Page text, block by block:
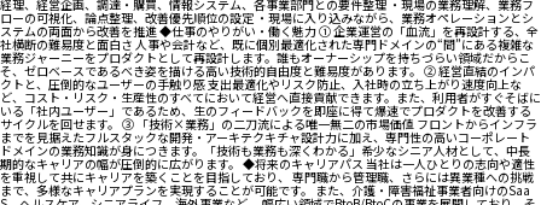
経理、経営企画、調達・購買、情報システム、各事業部門との要件整理 ・現場の業務理解、業務フ
ローの可視化、論点整理、改善優先順位の設定 ・現場に入り込みながら、業務オペレーションとシ
ステムの両面から改善を推進 ◆仕事のやりがい・働く魅力 ① 企業運営の「血流」を再設計する、全
社横断の難易度と面白さ 人事や会計など、既に個別最適化された専門ドメインの“間”にある複雑な
業務ジャーニーをプロダクトとして再設計します。誰もオーナーシップを持ちづらい領域だからこ
そ、ゼロベースであるべき姿を描ける高い技術的自由度と難易度があります。 ② 経営直結のインパ
クトと、圧倒的なユーザーの手触り感 支出最適化やリスク防止、入社時の立ち上がり速度向上な
ど、コスト・リスク・生産性のすべてにおいて経営へ直接貢献できます。また、利用者がすぐそばに
いる「社内ユーザー」であるため、生のフィードバックを即座に得て爆速でプロダクトを改善する
サイクルを回せます。 ③ 「技術×業務」の二刀流による唯一無二の市場価値 フロントからインフラ
までを見据えたフルスタックな開発・アーキテクキチャ設計力に加え、専門性の高いコーポレート
ドメインの業務知識が身につきます。「技術も業務も深くわかる」希少なシニア人材として、中長
期的なキャリアの幅が圧倒的に広がります。 ◆将来のキャリアパス 当社は一人ひとりの志向や適性
を重視して共にキャリアを築くことを目指しており、 専門職から管理職、さらには異業種への挑戦
まで、多様なキャリアプランを実現することが可能です。 また、介護・障害福祉事業者向けのSaa